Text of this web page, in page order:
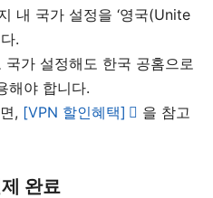
내 국가 설정을 ‘영국(Unite
.
가 설정해도 한국 공홈으로
해야 합니다.
, [VPN 할인혜택]
을 참고
완료